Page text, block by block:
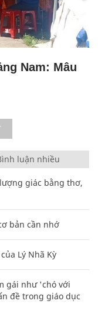
Nam: Mâu
luận nhiều
giác bằng thơ,
bản cần nhớ
Lý Nhã Kỳ
gái như 'chó với
đề trong giáo dục